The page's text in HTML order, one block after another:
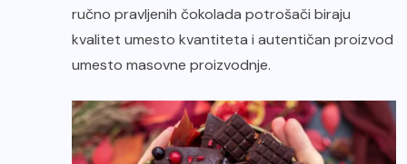
ručno pravljenih čokolada potrošači biraju
kvalitet umesto kvantiteta i autentičan proizvod
umesto masovne proizvodnje.